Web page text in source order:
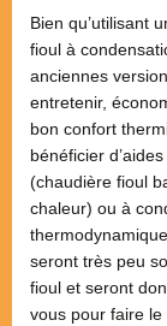
Bien qu’utilisant
fioul à
anciennes
entretenir,
bon confort
bénéficier
(chaudière fioul
chaleur) ou à
seront très peu
fioul et seront
vous pour faire